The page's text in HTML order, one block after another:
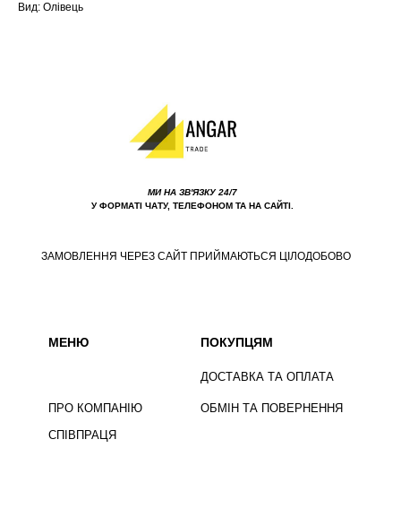
Вид: Олівець
ПРО КОМПАНІЮ
СПІВПРАЦЯ
ДОСТАВКА ТА ОПЛАТА
ОБМІН ТА ПОВЕРНЕННЯ
ПОКУПЦЯМ
МИ НА ЗВ'ЯЗКУ 24/7
У ФОРМАТІ ЧАТУ, ТЕЛЕФОНОМ ТА НА САЙТІ.
МЕНЮ
ЗАМОВЛЕННЯ ЧЕРЕЗ САЙТ ПРИЙМАЮТЬСЯ ЦІЛОДОБОВО